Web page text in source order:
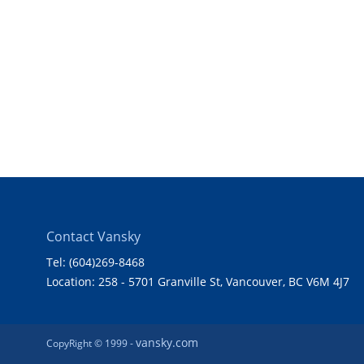
Contact Vansky
Tel: (604)269-8468
Location: 258 - 5701 Granville St, Vancouver, BC V6M 4J7
CopyRight © 1999 -vansky.com